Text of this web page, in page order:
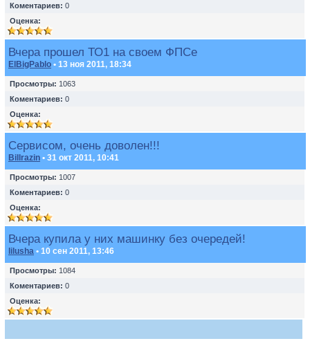
Коментариев: 0
Оценка:
Вчера прошел ТО1 на своем ФПСе
ElBigPablo • 13 ноя 2011, 18:34
Просмотры: 1063
Коментариев: 0
Оценка:
Сервисом, очень доволен!!!
Billrazin • 31 окт 2011, 10:41
Просмотры: 1007
Коментариев: 0
Оценка:
Вчера купила у них машинку без очередей!
lilusha • 10 сен 2011, 13:46
Просмотры: 1084
Коментариев: 0
Оценка: